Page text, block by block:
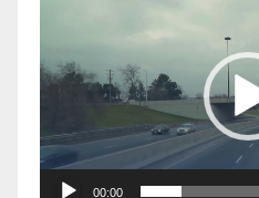
video
00:00